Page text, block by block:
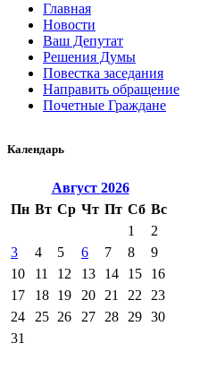
Главная
Новости
Ваш Депутат
Решения Думы
Повестка заседания
Направить обращение
Почетные Граждане
Календарь
Август 2026
Пн Вт Ср Чт Пт Сб Вс
1
2
3
4 5 6 7 8
9
10
11 12 13 14 15
16
17
18 19 20 21 22
23
24
25 26 27 28 29 30
31